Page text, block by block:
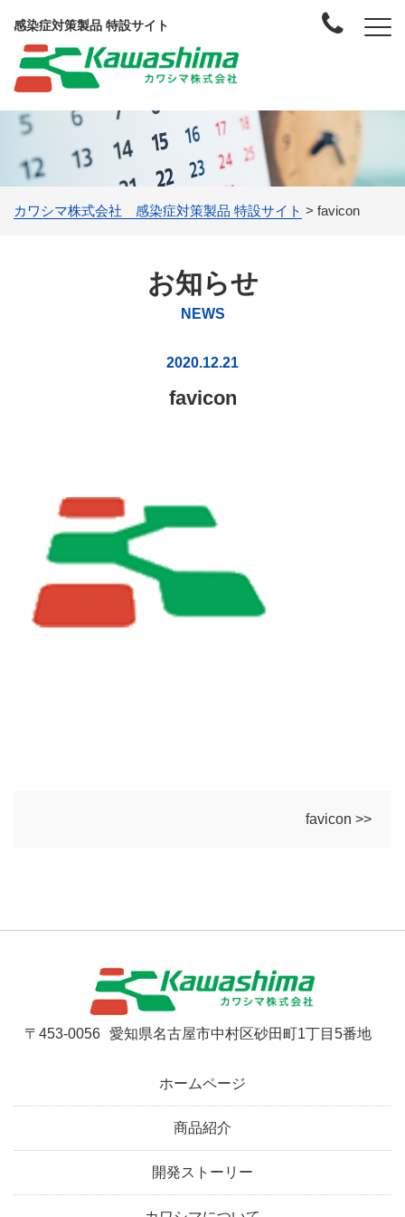
感染症対策製品 特設サイト
カワシマ株式会社 感染症対策製品 特設サイト > favicon
お知らせ
NEWS
2020.12.21
favicon
favicon >>
〒453-0056 愛知県名古屋市中村区砂田町1丁目5番地
ホームページ
商品紹介
開発ストーリー